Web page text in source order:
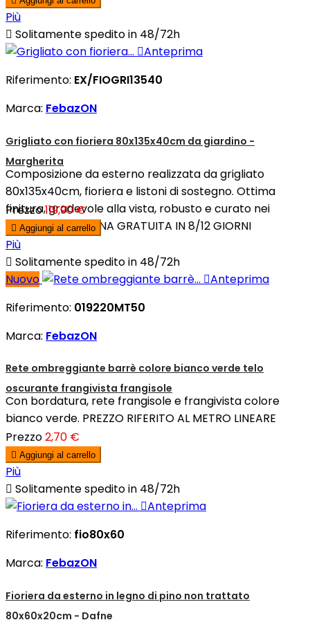
Più
 Solitamente spedito in 48/72h
Anteprima
Riferimento: EX/FIOGRI13540
Marca: FebazON
Grigliato con fioriera 80x135x40cm da giardino -
Margherita
Composizione da esterno realizzata da grigliato
80x135x40cm, fioriera e listoni di sostegno. Ottima
finitura, gradevole alla vista, robusto e curato nei
dettagli. CONSEGNA GRATUITA IN 8/12 GIORNI
Prezzo119,90 €
 Aggiungi al carrello
Più
 Solitamente spedito in 48/72h
Nuovo
Anteprima
Riferimento: 019220MT50
Marca: FebazON
Rete ombreggiante barrè colore bianco verde telo
oscurante frangivista frangisole
Con bordatura, rete frangisole e frangivista colore
bianco verde. PREZZO RIFERITO AL METRO LINEARE
Prezzo2,70 €
 Aggiungi al carrello
Più
 Solitamente spedito in 48/72h
Anteprima
Riferimento: fio80x60
Marca: FebazON
Fioriera da esterno in legno di pino non trattato
80x60x20cm - Dafne